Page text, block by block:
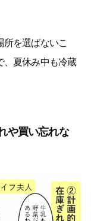
や買い忘れな